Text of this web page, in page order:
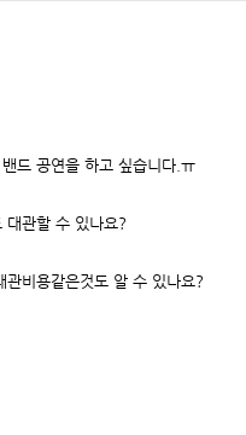
드 공연을 하고 싶습니다.ㅠ
대관할 수 있나요?
비용같은것도 알 수 있나요?